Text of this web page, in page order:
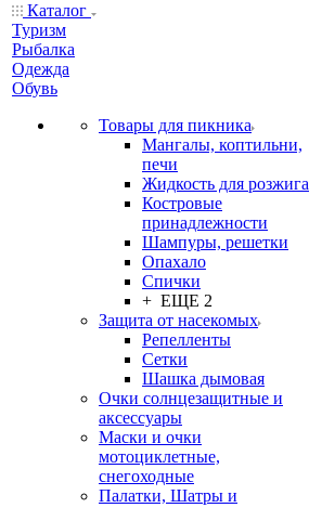
Каталог
Туризм
Рыбалка
Одежда
Обувь
Товары для пикника
Мангалы, коптильни,
печи
Жидкость для розжига
Костровые
принадлежности
Шампуры, решетки
Опахало
Спички
+ ЕЩЕ 2
Защита от насекомых
Репелленты
Сетки
Шашка дымовая
Очки солнцезащитные и
аксессуары
Маски и очки
мотоциклетные,
снегоходные
Палатки, Шатры и